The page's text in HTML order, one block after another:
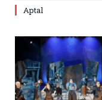
Aptal